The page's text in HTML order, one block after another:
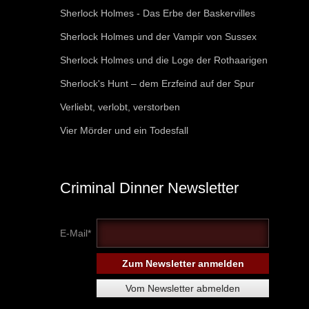
Sherlock Holmes - Das Erbe der Baskervilles
Sherlock Holmes und der Vampir von Sussex
Sherlock Holmes und die Loge der Rothaarigen
Sherlock's Hunt – dem Erzfeind auf der Spur
Verliebt, verlobt, verstorben
Vier Mörder und ein Todesfall
Criminal Dinner Newsletter
E-Mail*